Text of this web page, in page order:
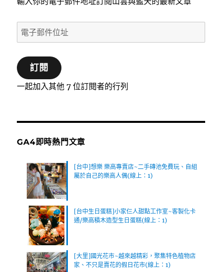
電
子
郵
件
位
訂閱
一起加入其他 7 位訂閱者的行列
GA4即時熱門文章
[台中]想樂 樂高專賣店~二手磚池免費玩、自組
屬於自己的樂高人偶(線上：1)
[台中生日蛋糕]小家仨人甜點工作室~客製化卡
通/樂高積木造型生日蛋糕(線上：1)
[大里]國光花市~越來越精彩，聚集特色植物店
家、不只是賣花的假日花市(線上：1)